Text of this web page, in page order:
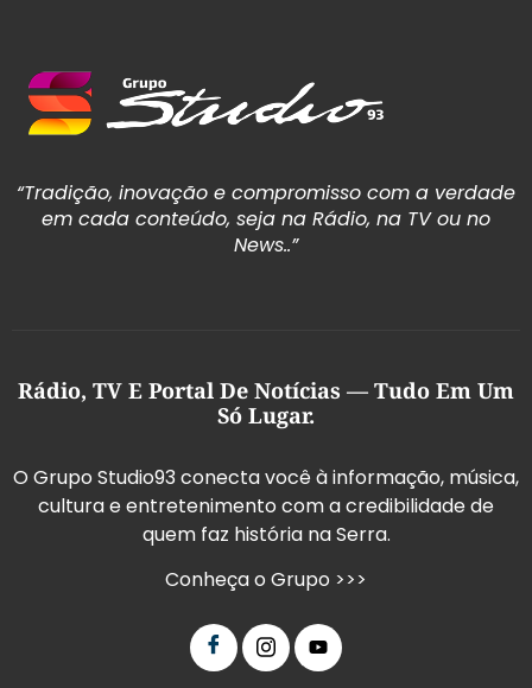
“Tradição, inovação e compromisso com a verdade
em cada conteúdo, seja na Rádio, na TV ou no
News..”
Rádio, TV E Portal De Notícias — Tudo Em Um
Só Lugar.
O Grupo Studio93 conecta você à informação, música,
cultura e entretenimento com a credibilidade de
quem faz história na Serra.
Conheça o Grupo >>>